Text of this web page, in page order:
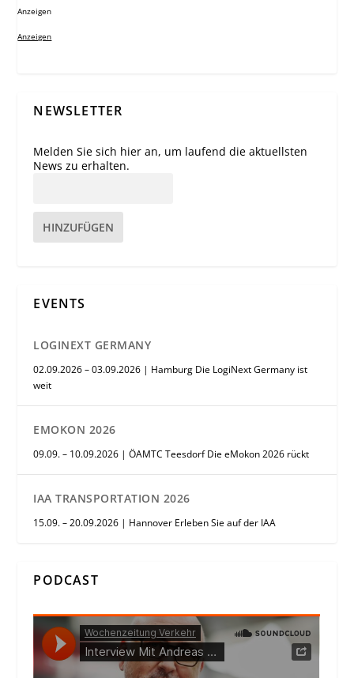
Anzeigen
Anzeigen
NEWSLETTER
Melden Sie sich hier an, um laufend die aktuellsten
News zu erhalten.
HINZUFÜGEN
EVENTS
LOGINEXT GERMANY
02.09.2026 – 03.09.2026 | Hamburg Die LogiNext Germany ist
weit
EMOKON 2026
09.09. – 10.09.2026 | ÖAMTC Teesdorf Die eMokon 2026 rückt
IAA TRANSPORTATION 2026
15.09. – 20.09.2026 | Hannover Erleben Sie auf der IAA
PODCAST